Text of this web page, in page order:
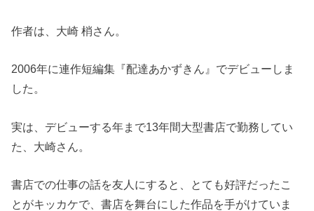
作者は、大崎 梢さん。
2006年に連作短編集『配達あかずきん』でデビューしま
した。
実は、デビューする年まで13年間大型書店で勤務してい
た、大崎さん。
書店での仕事の話を友人にすると、とても好評だったこ
とがキッカケで、書店を舞台にした作品を手がけていま